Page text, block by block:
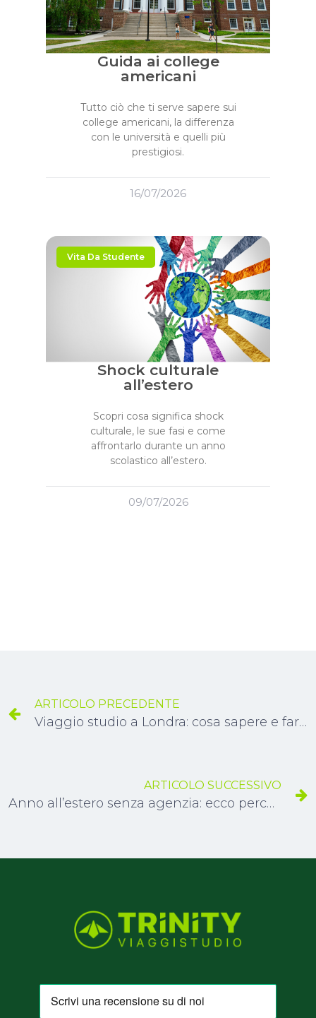
Guida ai college
americani
Tutto ciò che ti serve sapere sui
college americani, la differenza
con le università e quelli più
prestigiosi.
16/07/2026
Vita Da Studente
Shock culturale
all’estero
Scopri cosa significa shock
culturale, le sue fasi e come
affrontarlo durante un anno
scolastico all’estero.
09/07/2026
ARTICOLO PRECEDENTE
Viaggio studio a Londra: cosa sapere e fare prima di partire
ARTICOLO SUCCESSIVO
Anno all’estero senza agenzia: ecco perché non dovresti farlo